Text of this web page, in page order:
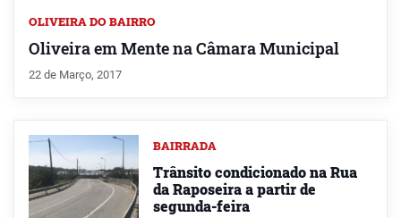
OLIVEIRA DO BAIRRO
Oliveira em Mente na Câmara Municipal
22 de Março, 2017
BAIRRADA
Trânsito condicionado na Rua
da Raposeira a partir de
segunda-feira